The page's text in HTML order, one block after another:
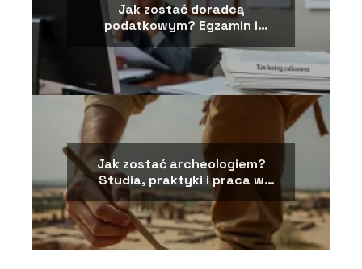
Jak zostać doradcą
podatkowym? Egzamin i
kwalifikacje
Jak zostać archeologiem?
Studia, praktyki i praca w
terenie